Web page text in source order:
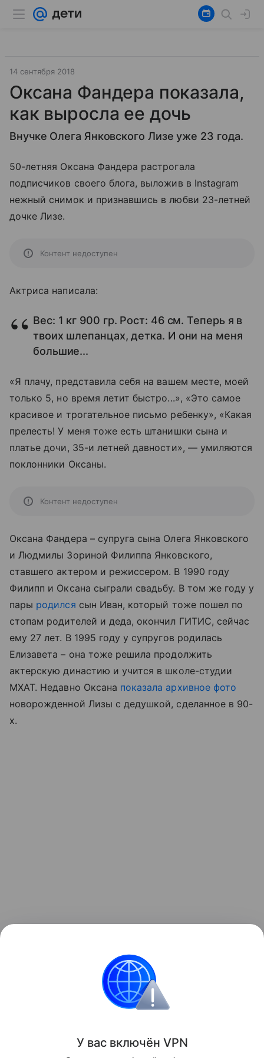
14 сентября 2018
Оксана Фандера показала,
как выросла ее дочь
Внучке Олега Янковского Лизе уже 23 года.
50-летняя Оксана Фандера растрогала
подписчиков своего блога, выложив в Instagram
нежный снимок и признавшись в любви 23-летней
дочке Лизе.
Контент недоступен
Актриса написала:
Вес: 1 кг 900 гр. Рост: 46 см. Теперь я в
твоих шлепанцах, детка. И они на меня
большие...
«Я плачу, представила себя на вашем месте, моей
только 5, но время летит быстро...», «Это самое
красивое и трогательное письмо ребенку», «Какая
прелесть! У меня тоже есть штанишки сына и
платье дочи, 35-и летней давности», — умиляются
поклонники Оксаны.
Контент недоступен
Оксана Фандера – супруга сына Олега Янковского
и Людмилы Зориной Филиппа Янковского,
ставшего актером и режиссером. В 1990 году
Филипп и Оксана сыграли свадьбу. В том же году у
пары родился сын Иван, который тоже пошел по
стопам родителей и деда, окончил ГИТИС, сейчас
ему 27 лет. В 1995 году у супругов родилась
Елизавета – она тоже решила продолжить
актерскую династию и учится в школе-студии
МХАТ. Недавно Оксана показала архивное фото
новорожденной Лизы с дедушкой, сделанное в 90-
х.
Как передать ребенку «хорошие»
У вас включён VPN